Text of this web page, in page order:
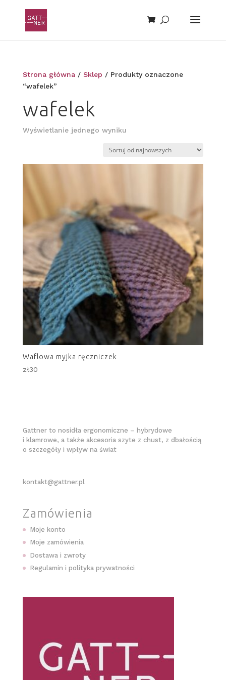
Strona główna/ Sklep / Produkty oznaczone
“wafelek”
wafelek
Wyświetlanie jednego wyniku
Waflowa myjka ręczniczek
zł30
Gattner to nosidła ergonomiczne – hybrydowe
i klamrowe, a także akcesoria szyte z chust, z dbałością
o szczegóły i wpływ na świat
kontakt@gattner.pl
Zamówienia
Moje konto
Moje zamówienia
Dostawa i zwroty
Regulamin i polityka prywatności